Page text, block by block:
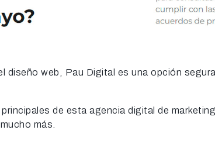
diseño web, Pau Digital es una opción
de esta agencia digital de
más.